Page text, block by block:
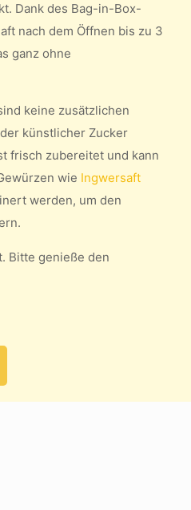
Dank des Bag-in-Box-
nach dem Öffnen bis zu 3
ganz ohne
keine zusätzlichen
künstlicher Zucker
frisch zubereitet und kann
wie Ingwersaft
werden, um den
Bitte genieße den